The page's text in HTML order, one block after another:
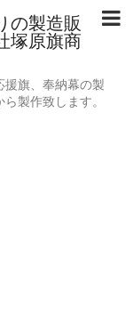
の製造販
塚原旗商
援旗、奉納幕の製
製作致します。